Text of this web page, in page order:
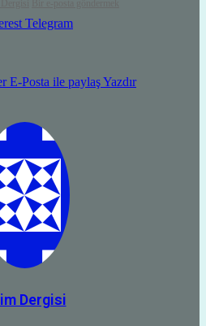
Telegram
E-Posta ile paylaşYazdır
Dergisi